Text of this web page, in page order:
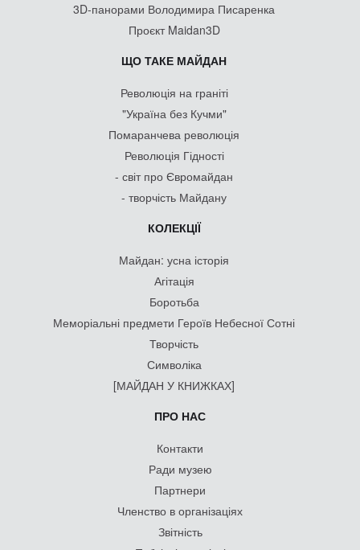
3D-панорами Володимира Писаренка
Проєкт Maidan3D
ЩО ТАКЕ МАЙДАН
Революція на граніті
"Україна без Кучми"
Помаранчева революція
Революція Гідності
- світ про Євромайдан
- творчість Майдану
КОЛЕКЦІЇ
Майдан: усна історія
Агітація
Боротьба
Меморіальні предмети Героїв Небесної Сотні
Творчість
Символіка
[МАЙДАН У КНИЖКАХ]
ПРО НАС
Контакти
Ради музею
Партнери
Членство в організаціях
Звітність